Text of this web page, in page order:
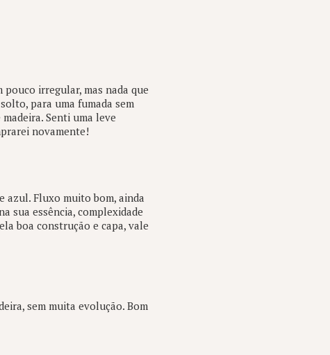
irregular, mas nada que
para uma fumada sem
Senti uma leve
novamente!
azul. Fluxo muito bom, ainda
sua essência, complexidade
boa construção e capa, vale
sem muita evolução. Bom